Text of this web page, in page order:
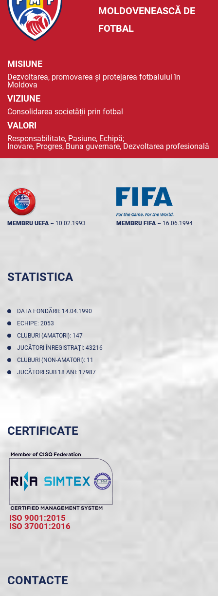
MOLDOVENEASCĂ DE
FOTBAL
MISIUNE
Dezvoltarea, promovarea și protejarea fotbalului în
Moldova
VIZIUNE
Consolidarea societății prin fotbal
VALORI
Responsabilitate, Pasiune, Echipă;
Inovare, Progres, Buna guvernare, Dezvoltarea profesională
MEMBRU UEFA -- 10.02.1993 MEMBRU FIFA -- 16.06.1994
STATISTICA
DATA FONDĂRII: 14.04.1990
ECHIPE: 2053
CLUBURI (AMATORI): 147
JUCĂTORI ÎNREGISTRAŢI: 43216
CLUBURI (NON-AMATORI): 11
JUCĂTORI SUB 18 ANI: 17987
CERTIFICATE
ISO 9001:2015
ISO 37001:2016
CONTACTE